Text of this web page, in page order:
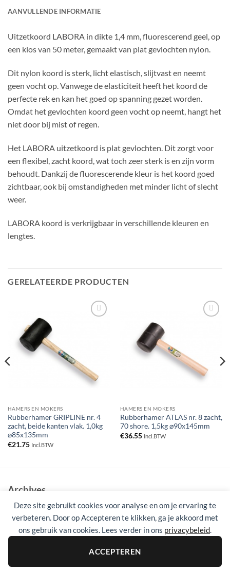
Deze site gebruikt cookies voor analyse en om je ervaring te
verbeteren. Door op Accepteren te klikken, ga je akkoord met
ons gebruik van cookies. Lees verder in ons privacybeleid.
ACCEPTEREN
AANVULLENDE INFORMATIE
Uitzetkoord LABORA in dikte 1,4 mm, fluorescerend geel, op
een klos van 50 meter, gemaakt van plat gevlochten nylon.
Dit nylon koord is sterk, licht elastisch, slijtvast en neemt
geen vocht op. Vanwege de elasticiteit heeft het koord de
perfecte rek en kan het goed op spanning gezet worden.
Omdat het gevlochten koord geen vocht op neemt, hangt het
niet door bij mist of regen.
Het LABORA uitzetkoord is plat gevlochten. Dit zorgt voor
een flexibel, zacht koord, wat toch zeer sterk is en zijn vorm
behoudt. Dankzij de fluorescerende kleur is het koord goed
zichtbaar, ook bij omstandigheden met minder licht of slecht
weer.
LABORA koord is verkrijgbaar in verschillende kleuren en
lengtes.
GERELATEERDE PRODUCTEN
HAMERS EN MOKERS
Rubberhamer GRIPLINE nr. 4
zacht, beide kanten vlak. 1,0kg
⌀85x135mm
€21.75 Incl.BTW
HAMERS EN MOKERS
Rubberhamer ATLAS nr. 8 zacht,
70 shore. 1,5kg ⌀90x145mm
€36.55 Incl.BTW
Archives
Geen archieven om te tonen.
Categories